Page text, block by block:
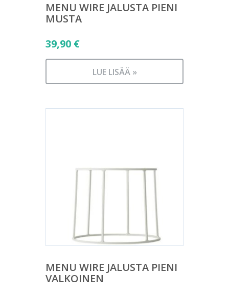
MENU WIRE JALUSTA PIENI
MUSTA
39,90 €
LUE LISÄÄ »
MENU WIRE JALUSTA PIENI
VALKOINEN